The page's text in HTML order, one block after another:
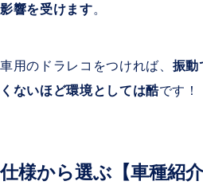
影響を受けます
車用のドラレコをつければ、 振動
くないほど環境としては酷です！
仕様から選ぶ【車種紹